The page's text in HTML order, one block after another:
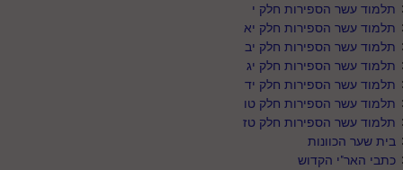
תלמוד עשר הספירות חלק י
תלמוד עשר הספירות חלק יא
תלמוד עשר הספירות חלק יב
תלמוד עשר הספירות חלק יג
תלמוד עשר הספירות חלק יד
תלמוד עשר הספירות חלק טו
תלמוד עשר הספירות חלק טז
בית שער הכוונות
כתבי האר"י הקדוש